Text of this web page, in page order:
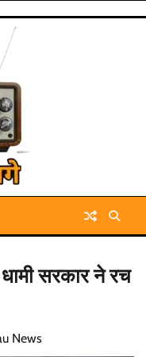
सरकार ने रच
News